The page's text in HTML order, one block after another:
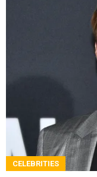
CELEBRITIES